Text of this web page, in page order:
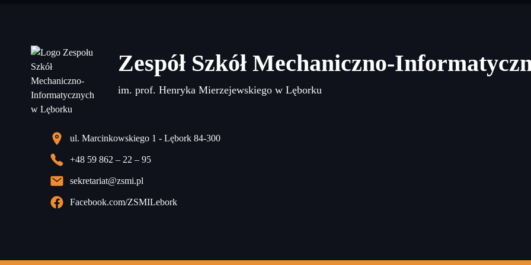
Zespół Szkół Mechaniczno-
im. prof. Henryka Mierzejewskiego w Lęborku
ul. Marcinkowskiego 1 - Lębork 84-300
+48 59 862 – 22 – 95
sekretariat@zsmi.pl
Facebook.com/ZSMILebork